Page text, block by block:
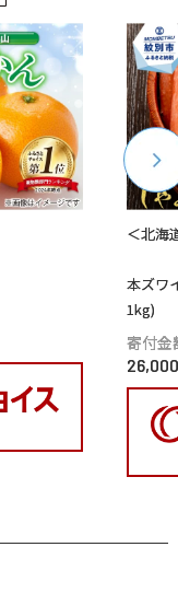
＜北海
本ズワ
1kg)
寄付金